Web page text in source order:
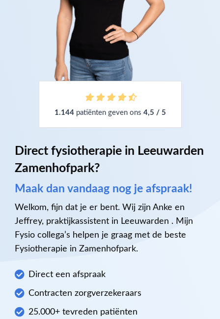
1.144patiënten geven ons 4,5 / 5
Direct fysiotherapie in Leeuwarden
Zamenhofpark?
Maak dan vandaag nog je afspraak!
Welkom, fijn dat je er bent. Wij zijn Anke en
Jeffrey, praktijkassistent in Leeuwarden . Mijn
Fysio collega’s helpen je graag met de beste
Fysiotherapie in Zamenhofpark.
Direct een afspraak
Contracten zorgverzekeraars
25.000+ tevreden patiënten